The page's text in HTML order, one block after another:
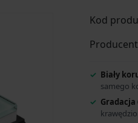
Kod
Biały
samego
Gradacja